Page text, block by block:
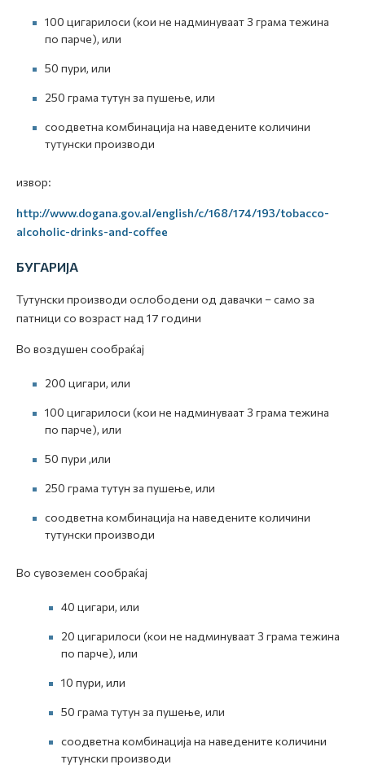
100 цигарилоси (кои не надминуваат 3 грама тежина
по парче), или
50 пури, или
250 грама тутун за пушење, или
соодветна комбинација на наведените количини
тутунски производи
извор:
http://www.dogana.gov.al/english/c/168/174/193/tobacco-
alcoholic-drinks-and-coffee
БУГАРИЈА
Тутунски производи ослободени од давачки – само за
патници со возраст над 17 години
Во воздушен сообраќај
200 цигари, или
100 цигарилоси (кои не надминуваат 3 грама тежина
по парче), или
50 пури ,или
250 грама тутун за пушење, или
соодветна комбинација на наведените количини
тутунски производи
Во сувоземен сообраќај
40 цигари, или
20 цигарилоси (кои не надминуваат 3 грама тежина
по парче), или
10 пури, или
50 грама тутун за пушење, или
соодветна комбинација на наведените количини
тутунски производи